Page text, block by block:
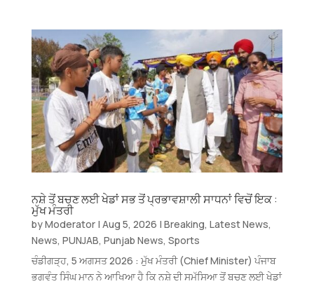
ਨਸ਼ੇ ਤੋਂ ਬਚਣ ਲਈ ਖੇਡਾਂ ਸਭ ਤੋਂ ਪ੍ਰਭਾਵਸ਼ਾਲੀ ਸਾਧਨਾਂ ਵਿਚੋਂ ਇਕ :
ਮੁੱਖ ਮੰਤਰੀ
byModerator| Aug 5, 2026 | Breaking, Latest News,
News, PUNJAB, Punjab News, Sports
ਚੰਡੀਗੜ੍ਹ, 5 ਅਗਸਤ 2026 : ਮੁੱਖ ਮੰਤਰੀ (Chief Minister) ਪੰਜਾਬ
ਭਗਵੰਤ ਸਿੰਘ ਮਾਨ ਨੇ ਆਖਿਆ ਹੈ ਕਿ ਨਸ਼ੇ ਦੀ ਸਮੱਸਿਆ ਤੋਂ ਬਚਣ ਲਈ ਖੇਡਾਂ